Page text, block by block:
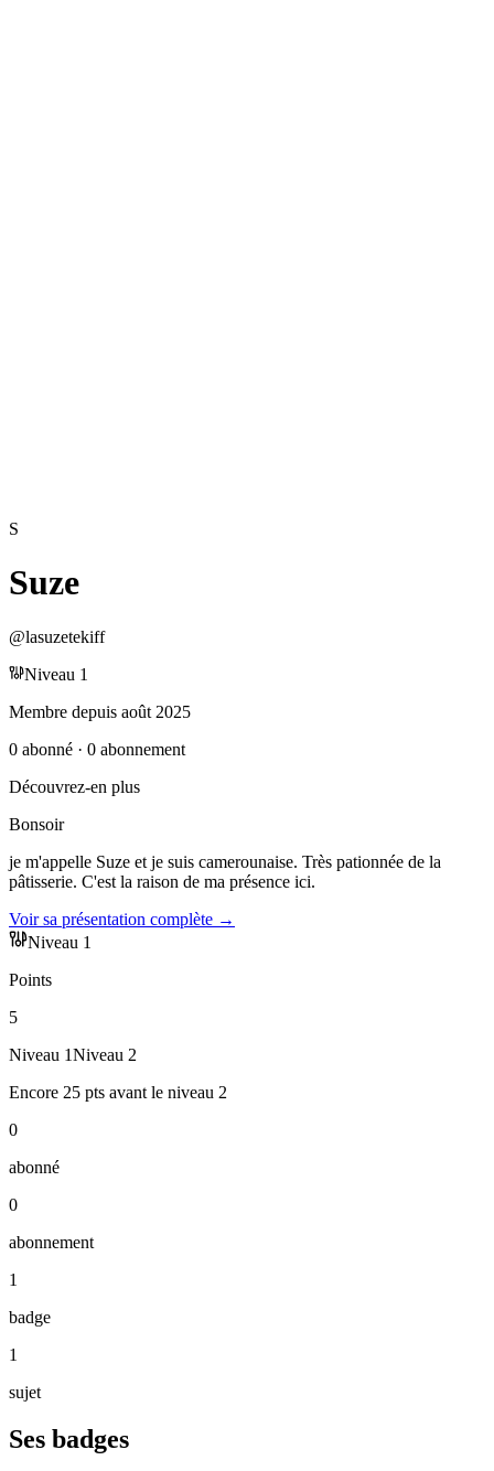
S
Suze
@lasuzetekiff
Niveau 1
Membre depuis août 2025
0 abonné · 0 abonnement
Découvrez-en plus
Bonsoir
je m'appelle Suze et je suis camerounaise. Très pationnée de la
pâtisserie. C'est la raison de ma présence ici.
Voir sa présentation complète →
Niveau 1
Points
5
Niveau 1Niveau 2
Encore 25 pts avant le niveau 2
0
abonné
0
abonnement
1
badge
1
sujet
Ses badges